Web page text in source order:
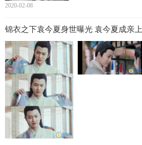
回顾前两周剧情，陆绎
松韵饰）产生了冲突，今夏也不甘
案，二人一起经历了重重考验，逐渐
2020-02-08
锦衣之下袁今夏身世曝光 袁今夏成亲